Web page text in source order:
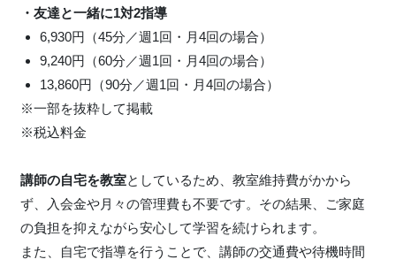
・友達と一緒に1対2指導
6,930円（45分／週1回・月4回の場合）
9,240円（60分／週1回・月4回の場合）
13,860円（90分／週1回・月4回の場合）
※一部を抜粋して掲載
※税込料金
講師の自宅を教室としているため、教室維持費がかから
ず、入会金や月々の管理費も不要です。その結果、ご家庭
の負担を抑えながら安心して学習を続けられます。
また、自宅で指導を行うことで、講師の交通費や待機時間